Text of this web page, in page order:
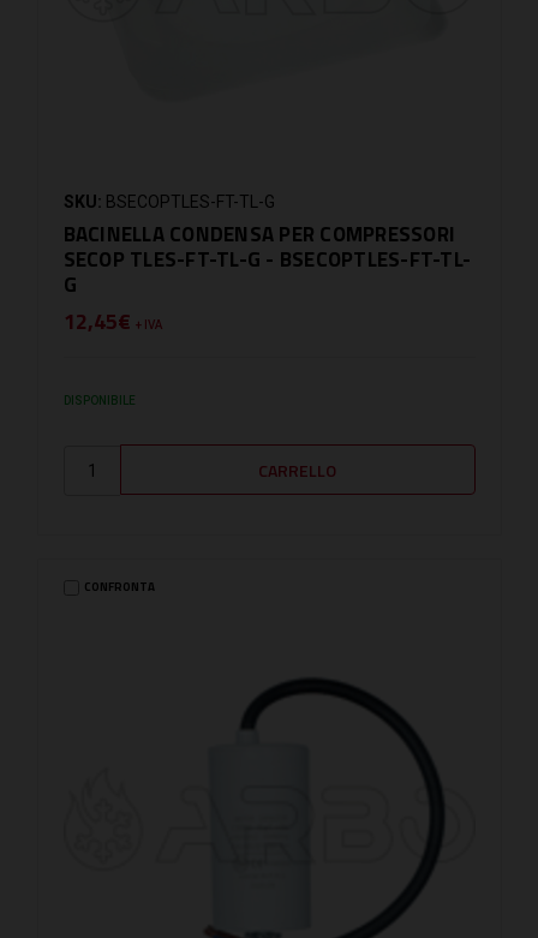
SKU: BSECOPTLES-FT-TL-G
BACINELLA CONDENSA PER COMPRESSORI
SECOP TLES-FT-TL-G - BSECOPTLES-FT-TL-
G
12,45€ + IVA
DISPONIBILE
CONFRONTA